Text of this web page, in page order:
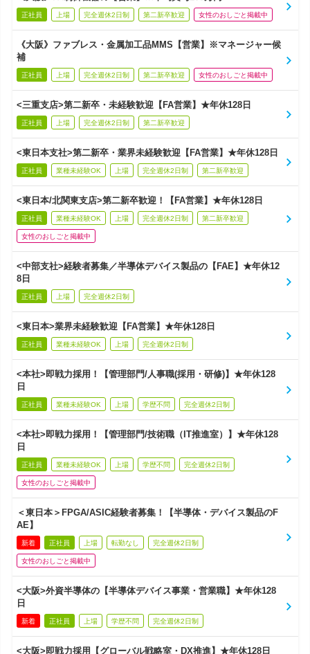
正社員 上場 完全週休2日制 第二新卒歓迎 女性のおしごと掲載中
《大阪》ファブレス・金属加工品MMS【営業】※マネージャー候
補
正社員 上場 完全週休2日制 第二新卒歓迎 女性のおしごと掲載中
<三重支店>第二新卒・未経験歓迎【FA営業】★年休128日
正社員 上場 完全週休2日制 第二新卒歓迎
<東日本支社>第二新卒・業界未経験歓迎【FA営業】★年休128日
正社員 業種未経験OK 上場 完全週休2日制 第二新卒歓迎
<東日本/北関東支店>第二新卒歓迎！【FA営業】★年休128日
正社員 業種未経験OK 上場 完全週休2日制 第二新卒歓迎
女性のおしごと掲載中
<中部支社>経験者募集／半導体デバイス製品の【FAE】★年休12
8日
正社員 上場 完全週休2日制
<東日本>業界未経験歓迎【FA営業】★年休128日
正社員 業種未経験OK 上場 完全週休2日制
<本社>即戦力採用！【管理部門/人事職(採用・研修)】★年休128
日
正社員 業種未経験OK 上場 学歴不問 完全週休2日制
<本社>即戦力採用！【管理部門/技術職（IT推進室）】★年休128
日
正社員 業種未経験OK 上場 学歴不問 完全週休2日制
女性のおしごと掲載中
＜東日本＞FPGA/ASIC経験者募集！【半導体・デバイス製品のF
AE】
新着 正社員 上場 転勤なし 完全週休2日制
女性のおしごと掲載中
<大阪>外資半導体の【半導体デバイス事業・営業職】★年休128
日
新着 正社員 上場 学歴不問 完全週休2日制
<大阪>即戦力採用【グローバル戦略室・DX推進】★年休128日